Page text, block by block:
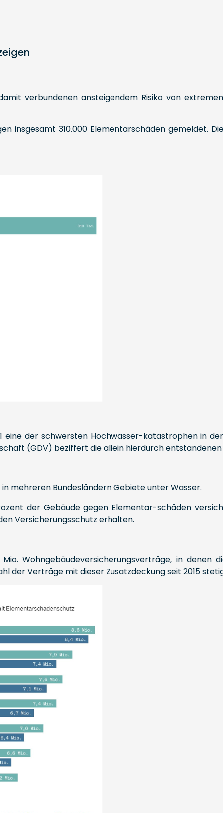
verbundenen ansteigendem Risiko von
insgesamt 310.000 Elementarschäden gemeldet.
eine der schwersten Hochwasser-katastrophen in
(GDV) beziffert die allein hierdurch entstandenen
mehreren Bundesländern Gebiete unter Wasser.
der Gebäude gegen Elementar-schäden
Versicherungsschutz erhalten.
Wohngebäudeversicherungsverträge, in denen
der Verträge mit dieser Zusatzdeckung seit 2015